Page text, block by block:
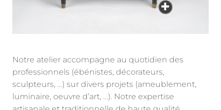
Notre atelier accompagne au quotidien des
professionnels (ébénistes, décorateurs,
sculpteurs, …) sur divers projets (ameublement,
luminaire, oeuvre d’art, …). Notre expertise